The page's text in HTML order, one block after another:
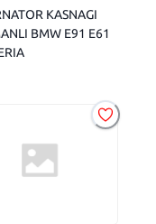
KASNAGI
BMW E91 E61